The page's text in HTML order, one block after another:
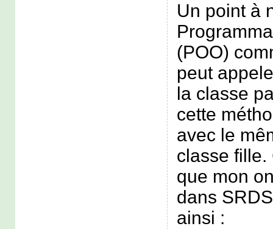
Un point à
(POO)
peut
la classe
cette
avec le
classe fille.
que mon
dans
ainsi :